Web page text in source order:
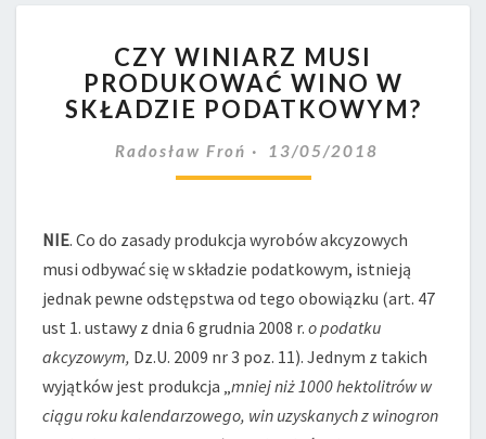
WINIARZ
MUSI
PRODUKOWAĆ
W
SKŁADZIE
CZY WINIARZ MUSI
PRODUKOWAĆ WINO W
SKŁADZIE PODATKOWYM?
Radosław Froń 13/05/2018
NIE. Co do zasady produkcja wyrobów akcyzowych
musi odbywać się w składzie podatkowym, istnieją
jednak pewne odstępstwa od tego obowiązku (art. 47
ust 1. ustawy z dnia 6 grudnia 2008 r. o podatku
akcyzowym, Dz.U. 2009 nr 3 poz. 11). Jednym z takich
wyjątków jest produkcja „mniej niż 1000 hektolitrów w
ciągu roku kalendarzowego, win uzyskanych z winogron